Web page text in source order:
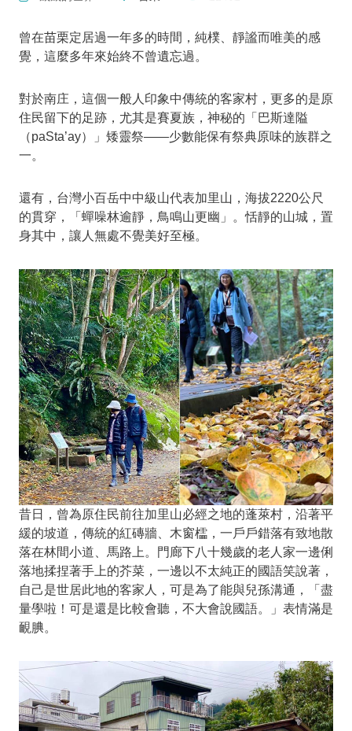
曾在苗栗定居過一年多的時間，純樸、靜謐而唯美的感
覺，這麼多年來始終不曾遺忘過。
對於南庄，這個一般人印象中傳統的客家村，更多的是原
住民留下的足跡，尤其是賽夏族，神秘的「巴斯達隘
（paSta’ay）」矮靈祭——少數能保有祭典原味的族群之
一。
還有，台灣小百岳中中級山代表加里山，海拔2220公尺
的貫穿，「蟬噪林逾靜，鳥鳴山更幽」。恬靜的山城，置
身其中，讓人無處不覺美好至極。
昔日，曾為原住民前往加里山必經之地的蓬萊村，沿著平
緩的坡道，傳統的紅磚牆、木窗櫺，一戶戶錯落有致地散
落在林間小道、馬路上。門廊下八十幾歲的老人家一邊俐
落地揉捏著手上的芥菜，一邊以不太純正的國語笑說著，
自己是世居此地的客家人，可是為了能與兒孫溝通，「盡
量學啦！可是還是比較會聽，不大會說國語。」表情滿是
靦腆。